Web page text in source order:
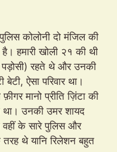
कोलोनी दो मंजिल की
हमारी खोली २१ की थी
पड़ोसी) रहते थे और उनकी
ऐसा परिवार था।
मानो प्रीति ज़िंटा की
था। उनकी उमर शायद
के सारे पुलिस और
थे यानि रिलेशन बहुत